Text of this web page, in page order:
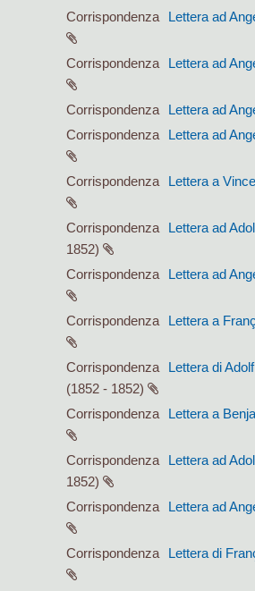
Corrispondenza Lettera ad
Corrispondenza Lettera ad
Corrispondenza Lettera ad
Corrispondenza
Lettera ad
Corrispondenza Lettera a
Corrispondenza Lettera ad
1852)
Corrispondenza
Lettera ad
Corrispondenza Lettera a
Corrispondenza
Lettera di
(1852 - 1852)
Corrispondenza
Lettera a
Corrispondenza Lettera ad
1852)
Corrispondenza
Lettera ad
Corrispondenza Lettera di